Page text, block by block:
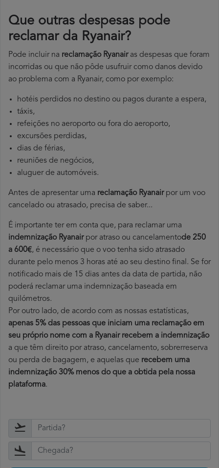
Que outras despesas pode
reclamar da Ryanair?
Pode incluir na reclamação Ryanairas despesas que foram
incorridas ou que não pôde usufruir como danos devido
ao problema com a Ryanair, como por exemplo:
hotéis perdidos no destino ou pagos durante a espera,
táxis,
refeições no aeroporto ou fora do aeroporto,
excursões perdidas,
dias de férias,
reuniões de negócios,
aluguer de automóveis.
Antes de apresentar uma reclamação Ryanairpor um voo
cancelado ou atrasado, precisa de saber...
É importante ter em conta que, para reclamar uma
indemnização Ryanairpor atraso ou cancelamentode 250
a 600€, é necessário que o voo tenha sido atrasado
durante pelo menos 3 horas até ao seu destino final. Se for
notificado mais de 15 dias antes da data de partida, não
poderá reclamar uma indemnização baseada em
quilómetros.
Por outro lado, de acordo com as nossas estatísticas,
apenas 5% das pessoas que iniciam uma reclamação em
seu próprio nome com a Ryanair recebem a indemnização
a que têm direito por atraso, cancelamento, sobrerreserva
ou perda de bagagem, e aquelas que recebem uma
indemnização 30% menos do que a obtida pela nossa
plataforma.